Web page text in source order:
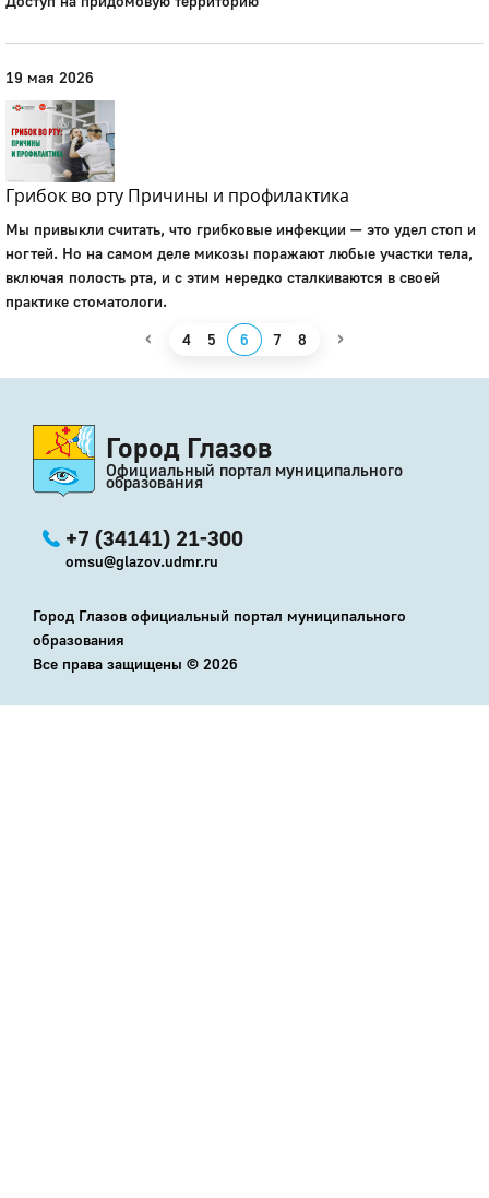
19 мая 2026
Грибок во рту Причины и профилактика
Мы привыкли считать, что грибковые инфекции — это удел стоп и
ногтей. Но на самом деле микозы поражают любые участки тела,
включая полость рта, и с этим нередко сталкиваются в своей
практике стоматологи.
‹ 4 5 6 7 8 ›
Город Глазов
Официальный портал муниципального
образования
+7 (34141) 21-300
omsu@glazov.udmr.ru
Город Глазов официальный портал муниципального
образования
Все права защищены © 2026